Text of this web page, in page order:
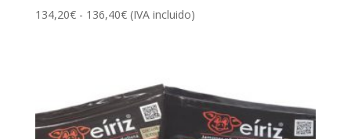
134,20€ - 136,40€Rango
134,20€
hasta
136,40€
(IVA incluido)